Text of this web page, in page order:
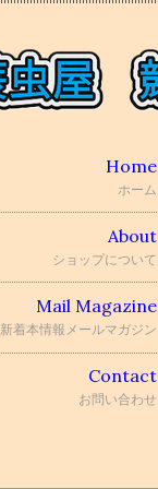
Home
ホーム
About
ショップについて
Mail Magazine
新着本情報メールマガジン
Contact
お問い合わせ